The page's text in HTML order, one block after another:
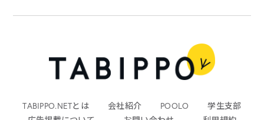
TABIPPO.NETとは 会社紹介 POOLO
学生支部